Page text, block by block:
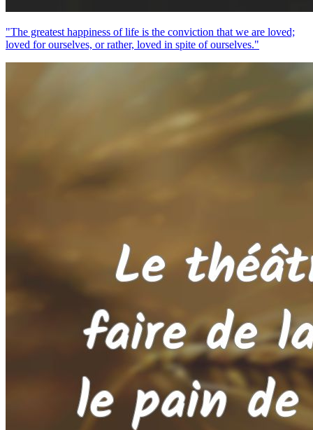
"The greatest happiness of life is the conviction that we are loved;
loved for ourselves, or rather, loved in spite of ourselves."